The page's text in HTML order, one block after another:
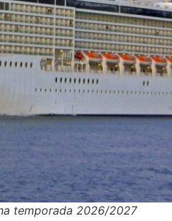
temporada 2026/2027